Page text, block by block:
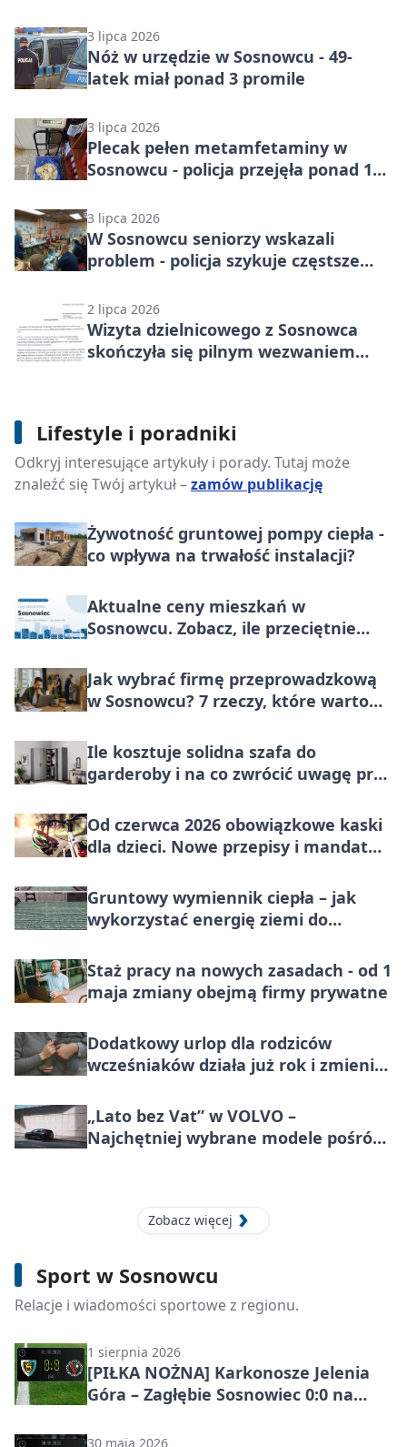
3 lipca 2026
Nóż w urzędzie w Sosnowcu - 49-
latek miał ponad 3 promile
3 lipca 2026
Plecak pełen metamfetaminy w
Sosnowcu - policja przejęła ponad 10
3 lipca 2026
W Sosnowcu seniorzy wskazali
problem - policja szykuje częstsze
2 lipca 2026
Wizyta dzielnicowego z Sosnowca
skończyła się pilnym wezwaniem
Lifestyle i poradniki
Odkryj interesujące artykuły i porady. Tutaj może
znaleźć się Twój artykuł –zamów publikację
Domowe sposoby na pluskwy –
wyjaśnia biolog i entomolog Łukasz
Bula, właściciel firmy Łukasz Bula
Żywotność gruntowej pompy ciepła -
co wpływa na trwałość instalacji?
Aktualne ceny mieszkań w
Sosnowcu. Zobacz, ile przeciętnie
końca lipca 2026
Jak wybrać firmę przeprowadzkową
w Sosnowcu? 7 rzeczy, które warto
Ile kosztuje solidna szafa do
garderoby i na co zwrócić uwagę przy
Od czerwca 2026 obowiązkowe kaski
dla dzieci. Nowe przepisy i mandat
Gruntowy wymiennik ciepła – jak
wykorzystać energię ziemi do
Staż pracy na nowych zasadach - od 1
maja zmiany obejmą firmy prywatne
Dodatkowy urlop dla rodziców
wcześniaków działa już rok i zmienia
„Lato bez Vat” w VOLVO –
Najchętniej wybrane modele pośród
Zobacz więcej
Sport w Sosnowcu
Relacje i wiadomości sportowe z regionu.
Tychy – Zagłębie Sosnowiec 1:0.
Gospodarze rozstrzygnęli mecz przed
1 sierpnia 2026
[PIŁKA NOŻNA] Karkonosze Jelenia
Góra – Zagłębie Sosnowiec 0:0 na
(Grupa III)
30 maja 2026